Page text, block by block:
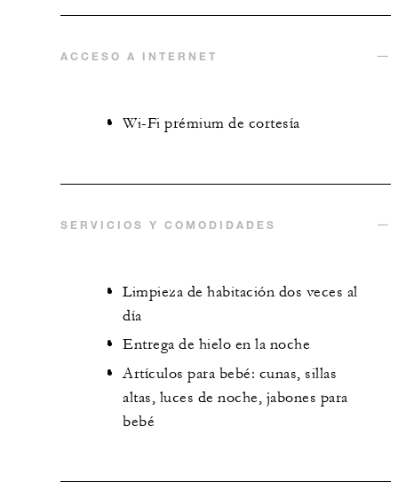
ACCESO A INTERNET
Wi-Fi prémium de cortesía
SERVICIOS Y COMODIDADES
Limpieza de habitación dos veces al
día
Entrega de hielo en la noche
Artículos para bebé: cunas, sillas
altas, luces de noche, jabones para
bebé